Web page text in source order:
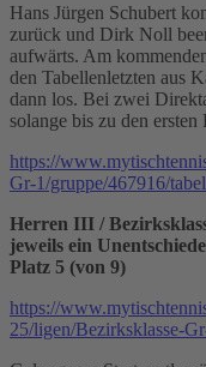
Hans Jürgen Schubert
zurück und Dirk Noll
aufwärts. Am
den Tabellenletzten aus
dann los. Bei zwei
solange bis zu den
https://
Gr-1/gruppe/467916/
Herren III /
jeweils ein
Platz 5 (von 9)
https://
25/ligen/Bezirksklasse-